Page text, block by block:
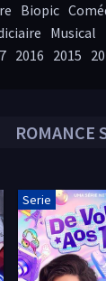
ROMANCE
Serie
Biopic
Musical
2016 2015